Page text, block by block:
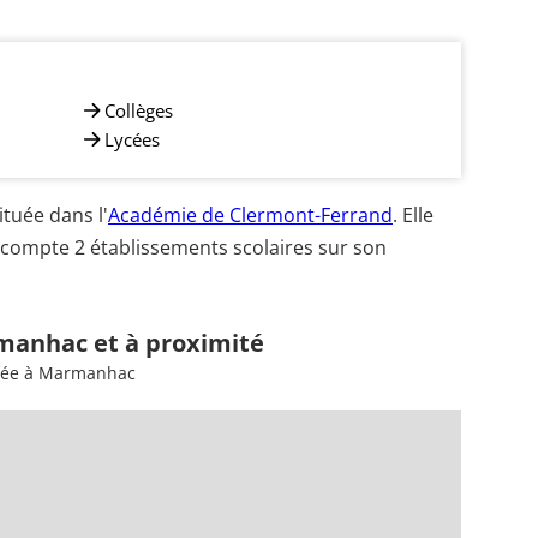
Collèges
Lycées
dans l'Académie de Clermont-Ferrand. Elle
2 établissements scolaires sur son
et à proximité
à Marmanhac